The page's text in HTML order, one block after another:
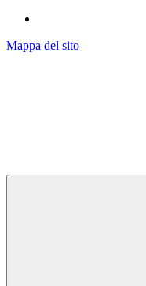
Mappa del sito